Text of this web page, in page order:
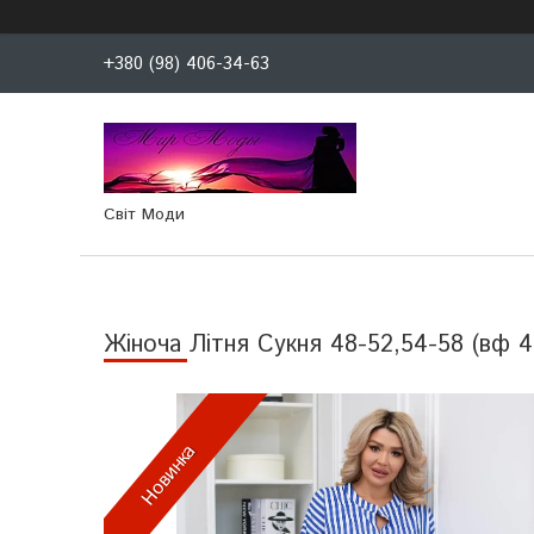
+380 (98) 406-34-63
Світ Моди
Жіноча Літня Сукня 48-52,54-58 (вф
Новинка